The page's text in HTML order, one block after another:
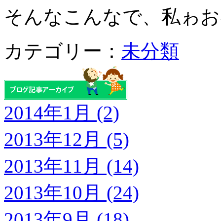
そんなこんなで、私ゎ
カテゴリー： 未分類
2014年1月 (2)
2013年12月 (5)
2013年11月 (14)
2013年10月 (24)